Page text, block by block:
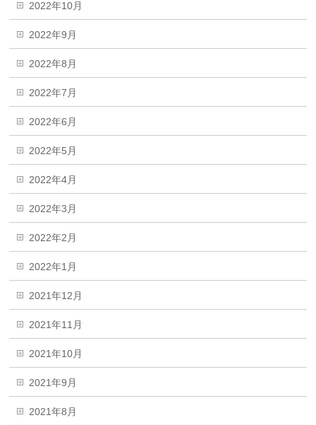
2022年10月
2022年9月
2022年8月
2022年7月
2022年6月
2022年5月
2022年4月
2022年3月
2022年2月
2022年1月
2021年12月
2021年11月
2021年10月
2021年9月
2021年8月